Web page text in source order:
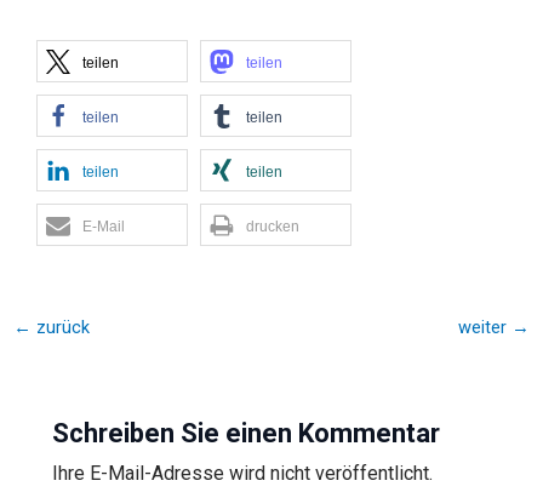
teilen teilen
teilen teilen
teilen teilen
E-Mail drucken
← zurück weiter →
Schreiben Sie einen Kommentar
Ihre E-Mail-Adresse wird nicht veröffentlicht.